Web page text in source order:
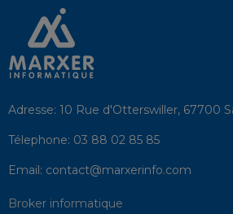
Adresse: 10 Rue d'Otterswiller, 67700
Télephone: 03 88 02 85 85
Email: contact@marxerinfo.com​
Broker informatique